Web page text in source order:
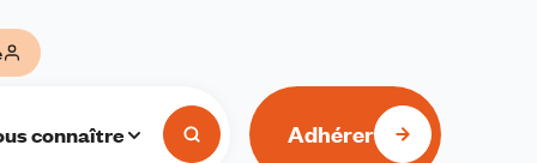
connaître Adhérer